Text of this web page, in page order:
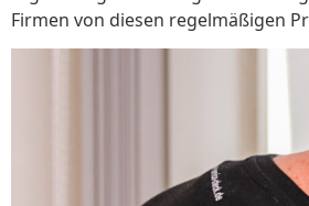
Firmen von diesen regelmäßigen